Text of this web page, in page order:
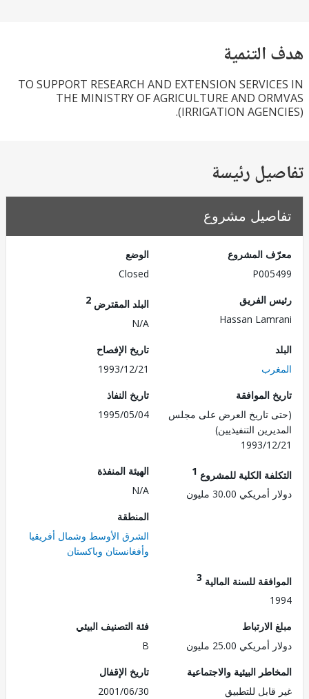
TO SUPPORT RESEARCH AND EXTENSION
THE MINISTRY OF AGRICULTURE AND
(IRRIGATION
رئيسة
مشروع
المشروع
الفريق
Hassan
البلد المقترض
تاريخ الإفصاح
1993/12/21
الموافقة
تاريخ العرض على مجلس
التنفيذيين)
1993/
تاريخ النفاذ
1995/05/04
الكلية للمشروع1
30.00 مليون
الهيئة المنفذة
الشرق الأوسط وشمال أفريقيا
وأفغانستان وباكستان
للسنة المالية3
25.00 مليون
فئة التصنيف البيئي
البيئية والاجتماعية
للتطبيق
تاريخ الإقفال
2001/06/30